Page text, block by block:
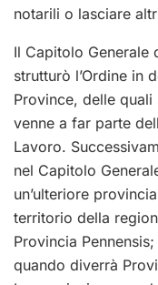
notarili o lasciare
Il Capitolo Generale
strutturò l’Ordine in
Province, delle quali
venne a far parte
Lavoro.
nel Capitolo
un’ulteriore
territorio della
Provincia
quando diverrà